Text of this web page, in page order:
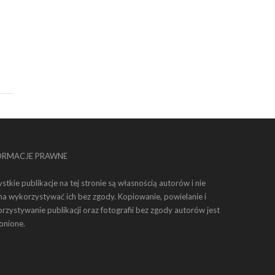
PRAWNE
publikacje na tej stronie są własnością autorów i nie
wykorzystywać ich bez zgody. Kopiowanie, powielanie i
publikacji oraz fotografii bez zgody autorów jest